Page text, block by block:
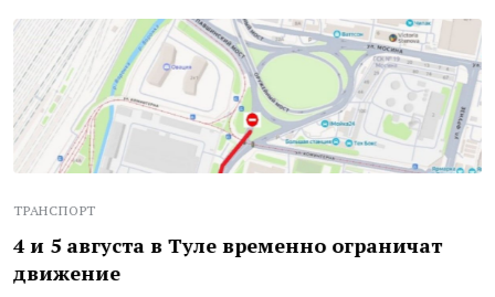
ТРАНСПОРТ
4 и 5 августа в Туле временно ограничат
движение